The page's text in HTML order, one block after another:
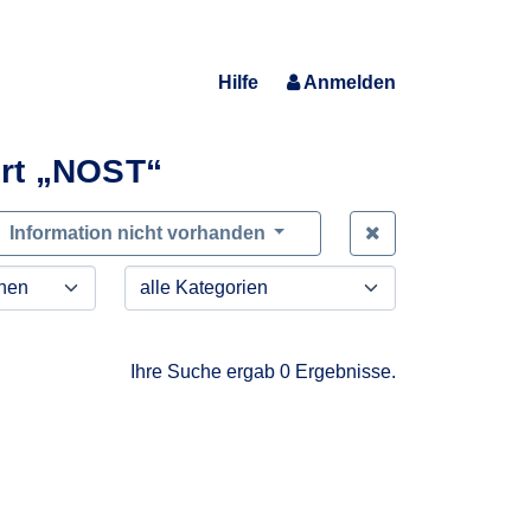
Hilfe Anmelden
„NOST“
Information nicht vorhanden
Ihre Suche ergab 0 Ergebnisse.